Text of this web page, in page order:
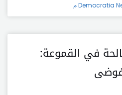
Democratia
في القموعة: